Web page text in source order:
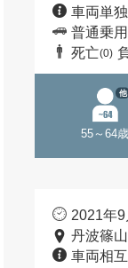
車両単
普通乗
死亡(0)
55～64歳
他
2021年
丹波篠
車両相